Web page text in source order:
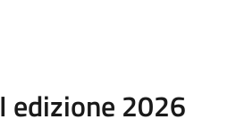
edizione 2026